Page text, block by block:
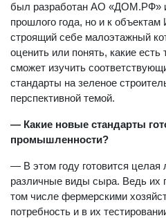
был разработан АО «ДОМ.РФ»
прошлого года, но и к
строящий себе малоэтажный
оценить или понять, какие есть
сможет изучить
стандарты на зеленое
перспективной темой.
— Какие новые стандарты
промышленности?
— В этом году готовится целая
различные виды сыра. Ведь их
том числе фермерскими
потребность и в их